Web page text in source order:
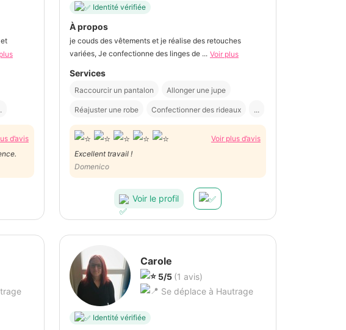
d’avis
Identité vérifiée
À propos
je couds des vêtements et je réalise des retouches
variées, Je confectionne des linges de ... Voir plus
Services
Raccourcir un pantalon Allonger une jupe
Réajuster une robe Confectionner des rideaux ...
Voir plus d’avis
Excellent travail !
Domenico
Voir le profil
Carole
5/5 (1 avis)
Se déplace à Hautrage
Identité vérifiée